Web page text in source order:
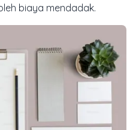
biaya mendadak.